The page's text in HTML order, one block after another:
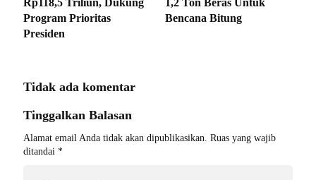
Rp118,5 Triliun, Dukung
Program Prioritas
Presiden
1,2 Ton Beras Untuk
Bencana Bitung
Tidak ada komentar
Tinggalkan Balasan
Alamat email Anda tidak akan dipublikasikan. Ruas yang wajib
ditandai *